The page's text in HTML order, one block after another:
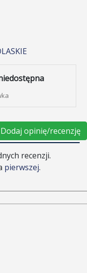
Dodaj opinię/recenzję
recenzji.
pierwszej.